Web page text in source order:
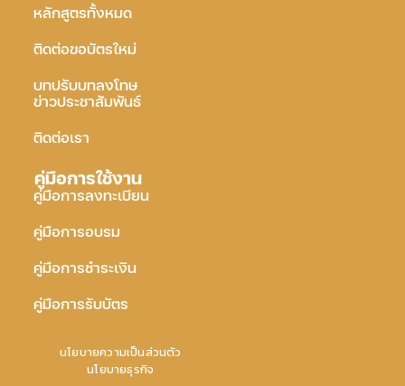
หลักสูตรทั้งหมด
ติดต่อขอบัตรใหม่
บทปรับบทลงโทษ
ข่าวประชาสัมพันธ์
ติดต่อเรา
คู่มือการใช้งาน
คู่มือการลงทะเบียน
คู่มือการอบรม
คู่มือการชำระเงิน
คู่มือการรับบัตร
นโยบายความเป็นส่วนตัว
นโยบายธุรกิจ